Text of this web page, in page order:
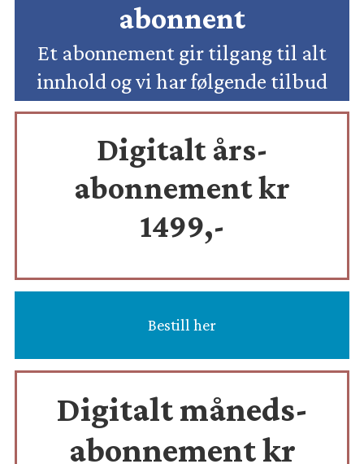
abonnent
Et abonnement gir tilgang til alt
innhold og vi har følgende tilbud
Digitalt års-
abonnement kr
1499,-
Bestill her
Digitalt måneds-
abonnement kr